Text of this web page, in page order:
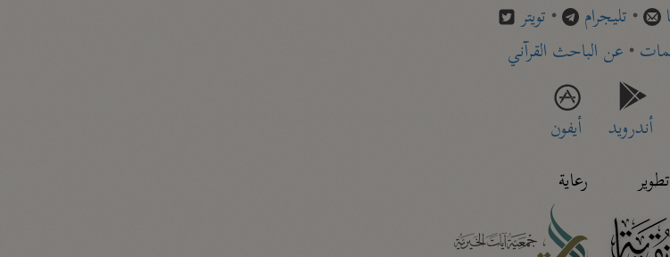
• تليجرام • تويتر
• عن الباحث القرآني
أندرويد
أيفون
تطوير
رعاية